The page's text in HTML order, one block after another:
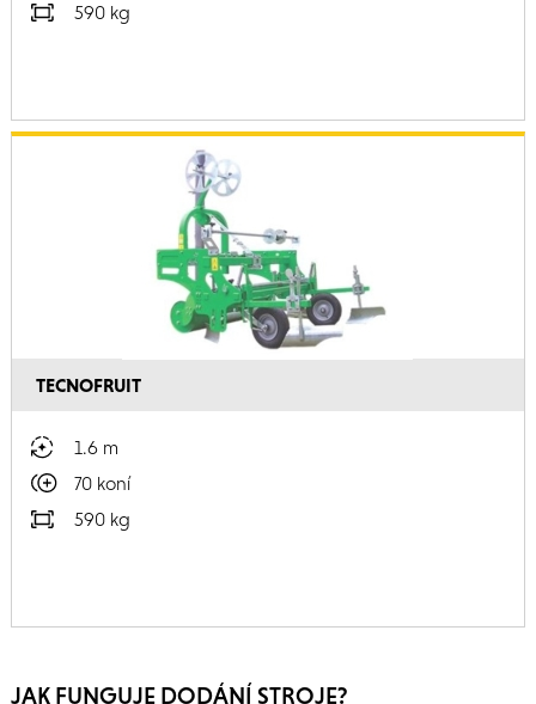
590 kg
TECNOFRUIT
1.6 m
70 koní
590 kg
JAK FUNGUJE DODÁNÍ STROJE?